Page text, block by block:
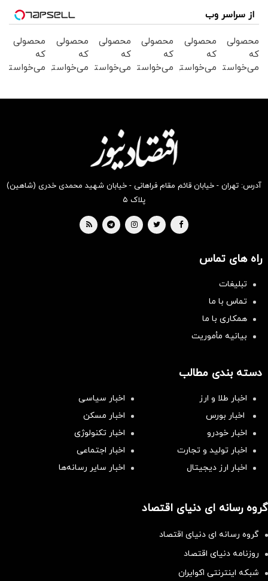
از سراسر وب
محصولی
که
می‌خواستی
محصولی
که
می‌خواستی
محصولی
که
می‌خواستی
بخر !
محصولی
که
می‌خواستی
بخر !
محصولی
که
می‌خواستی
محصولی
که
می‌خواستی
آدرس: تهران - خیابان قائم مقام فراهانی - خیابان شهید محمدی خدری (شاهین)
پلاک ۵
راه های تماس
تبلیغات
تماس با ما
همکاری با ما
بیانیه مأموریت
دسته بندی مطالب
اخبار طلا و ارز
اخبار سیاسی
اخبار بورس
اخبار مسکن
اخبار خودرو
اخبار تکنولوژی
اخبار تولید و تجارت
اخبار اجتماعی
اخبار ارز دیجیتال
اخبار سایر رسانه‌‌ها
گروه رسانه ای دنیای اقتصاد
گروه رسانه ای دنیای اقتصاد
روزنامه دنیای اقتصاد
شبکه اینترنتی اکوایران